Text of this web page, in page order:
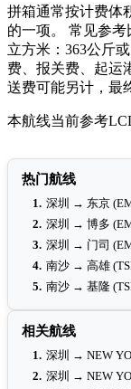
拼箱通常按计费体
的一项。 常见参考
立方米：363公斤
费、报关费、起运
送费可能另计，最
本航线当前参考
热门航线
1. 深圳 → 东京
2. 深圳 → 博多
3. 深圳 → 门司
4. 南沙 → 高雄
5. 南沙 → 基隆
相关航线
1. 深圳 → NEW
2. 深圳 → NEW